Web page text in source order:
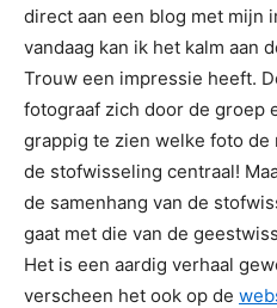
direct aan een blog met mijn
vandaag kan ik het kalm aan
Trouw een impressie heeft.
fotograaf zich door de groep
grappig te zien welke foto
de stofwisseling centraal!
de samenhang van de
gaat met die van de
Het is een aardig verhaal
verscheen het ook op de